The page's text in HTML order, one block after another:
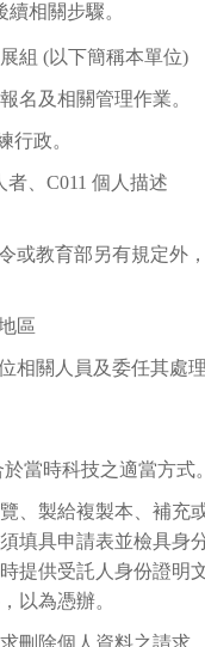
相關步驟。
組 (以下簡稱本單位)
名及相關管理作業。
行政。
、C011 個人描述
或教育部另有規定外
區
相關人員及委任其處
當時科技之適當方式
、製給複製本、補充
填具申請表並檢具身
提供受託人身份證明
以為憑辦。
刪除個人資料之請求